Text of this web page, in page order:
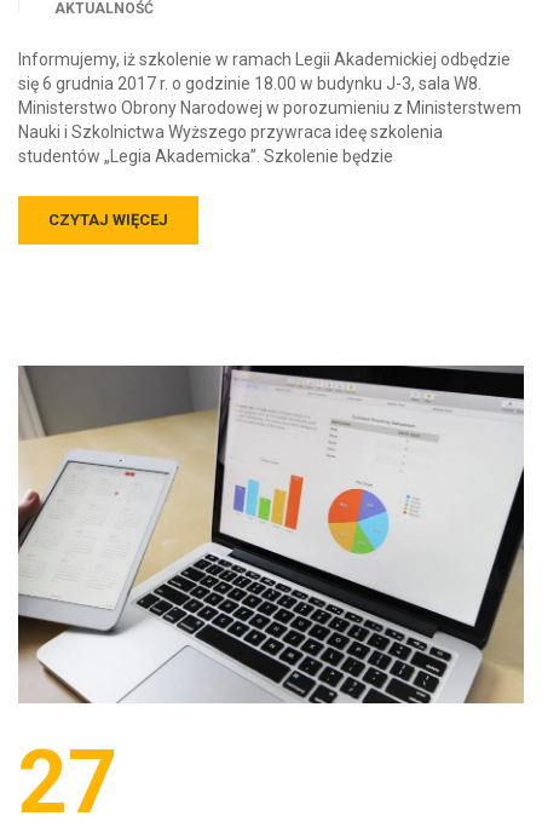
się 6 grudnia 2017 r. o godzinie 18.00 w budynku J-3, sala W8.
Ministerstwo Obrony Narodowej w porozumieniu z Ministerstwem
Nauki i Szkolnictwa Wyższego przywraca ideę szkolenia
studentów „Legia Akademicka”. Szkolenie będzie
CZYTAJ WIĘCEJ
27